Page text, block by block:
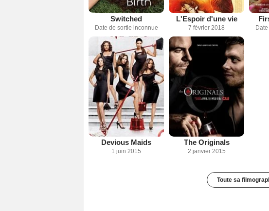
Switched
Date de sortie inconnue
L'Espoir d'une vie
7 février 2018
Devious Maids
1 juin 2015
The Originals
2 janvier 2015
Toute sa